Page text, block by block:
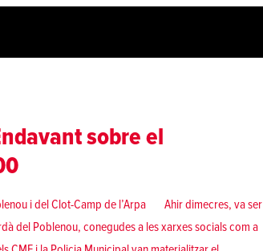
sobre el
i del Clot-Camp de l’Arpa Ahir dimecres, va ser
del Poblenou, conegudes a les xarxes socials com a